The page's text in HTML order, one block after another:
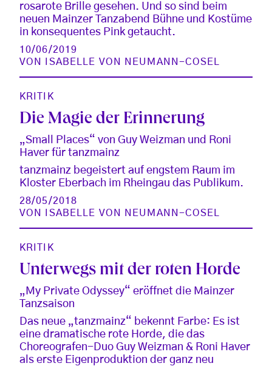
rosarote Brille gesehen. Und so sind beim
neuen Mainzer Tanzabend Bühne und Kostüme
in konsequentes Pink getaucht.
10/06/2019
VON
ISABELLE VON NEUMANN-COSEL
KRITIK
Die Magie der Erinnerung
„Small Places“ von Guy Weizman und Roni
Haver für tanzmainz
tanzmainz begeistert auf engstem Raum im
Kloster Eberbach im Rheingau das Publikum.
28/05/2018
VON
ISABELLE VON NEUMANN-COSEL
KRITIK
Unterwegs mit der roten Horde
„My Private Odyssey“ eröffnet die Mainzer
Tanzsaison
Das neue „tanzmainz“ bekennt Farbe: Es ist
eine dramatische rote Horde, die das
Choreografen-Duo Guy Weizman & Roni Haver
als erste Eigenproduktion der ganz neu